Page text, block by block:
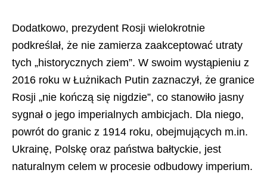
Dodatkowo, prezydent Rosji wielokrotnie
podkreślał, że nie zamierza zaakceptować utraty
tych „historycznych ziem”. W swoim wystąpieniu z
2016 roku w Łużnikach Putin zaznaczył, że granice
Rosji „nie kończą się nigdzie”, co stanowiło jasny
sygnał o jego imperialnych ambicjach. Dla niego,
powrót do granic z 1914 roku, obejmujących m.in.
Ukrainę, Polskę oraz państwa bałtyckie, jest
naturalnym celem w procesie odbudowy imperium.